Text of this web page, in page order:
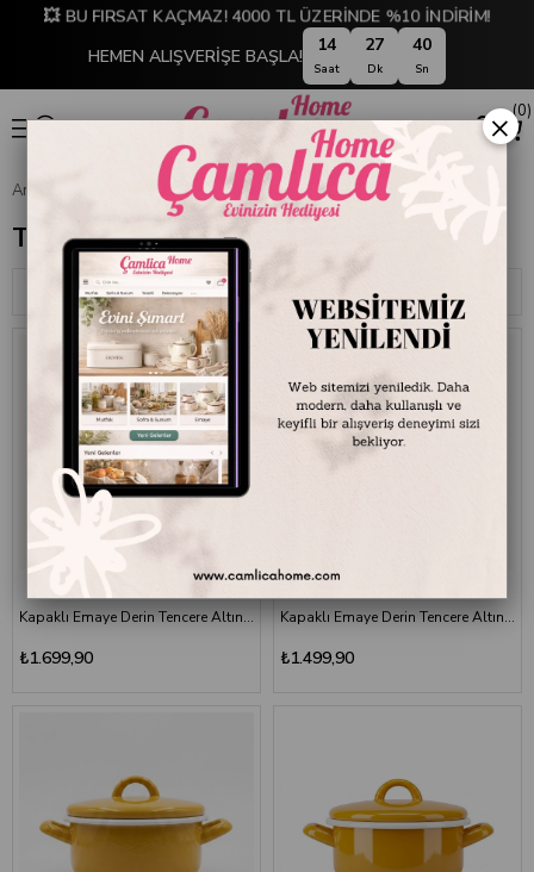
💥 BU FIRSAT KAÇMAZ! 4000 TL ÜZERİNDE %10 İNDİRİM!
HEMEN ALIŞVERİŞE BAŞLA! 14
Saat
27
Dk
39
Sn
0
Anasayfa EMAYE DÜNYASI Pişirme Grubu Tencere
Tencere
Filtreleme
Sıralama
Kapaklı Emaye Derin Tencere Altın Sarı 22 cm
₺1.699,90
Kapaklı Emaye Derin Tencere Altın Sarı 20 cm
₺1.499,90
×